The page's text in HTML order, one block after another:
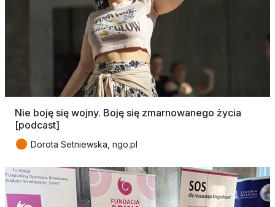
Nie boję się wojny. Boję się zmarnowanego życia
[podcast]
● Dorota Setniewska, ngo.pl